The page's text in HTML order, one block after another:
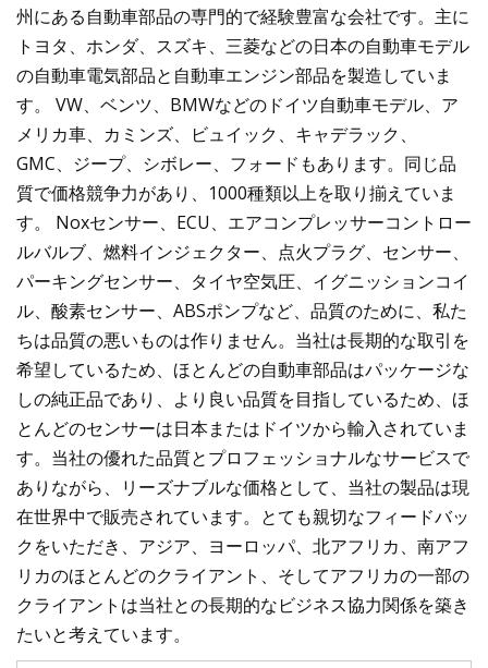
州にある自動車部品の専門的で経験豊富な会社です。主に
トヨタ、ホンダ、スズキ、三菱などの日本の自動車モデル
の自動車電気部品と自動車エンジン部品を製造していま
す。 VW、ベンツ、BMWなどのドイツ自動車モデル、ア
メリカ車、カミンズ、ビュイック、キャデラック、
GMC、ジープ、シボレー、フォードもあります。同じ品
質で価格競争力があり、1000種類以上を取り揃えていま
す。 Noxセンサー、ECU、エアコンプレッサーコントロー
ルバルブ、燃料インジェクター、点火プラグ、センサー、
パーキングセンサー、タイヤ空気圧、イグニッションコイ
ル、酸素センサー、ABSポンプなど、品質のために、私た
ちは品質の悪いものは作りません。当社は長期的な取引を
希望しているため、ほとんどの自動車部品はパッケージな
しの純正品であり、より良い品質を目指しているため、ほ
とんどのセンサーは日本またはドイツから輸入されていま
す。当社の優れた品質とプロフェッショナルなサービスで
ありながら、リーズナブルな価格として、当社の製品は現
在世界中で販売されています。とても親切なフィードバッ
クをいただき、アジア、ヨーロッパ、北アフリカ、南アフ
リカのほとんどのクライアント、そしてアフリカの一部の
クライアントは当社との長期的なビジネス協力関係を築き
たいと考えています。